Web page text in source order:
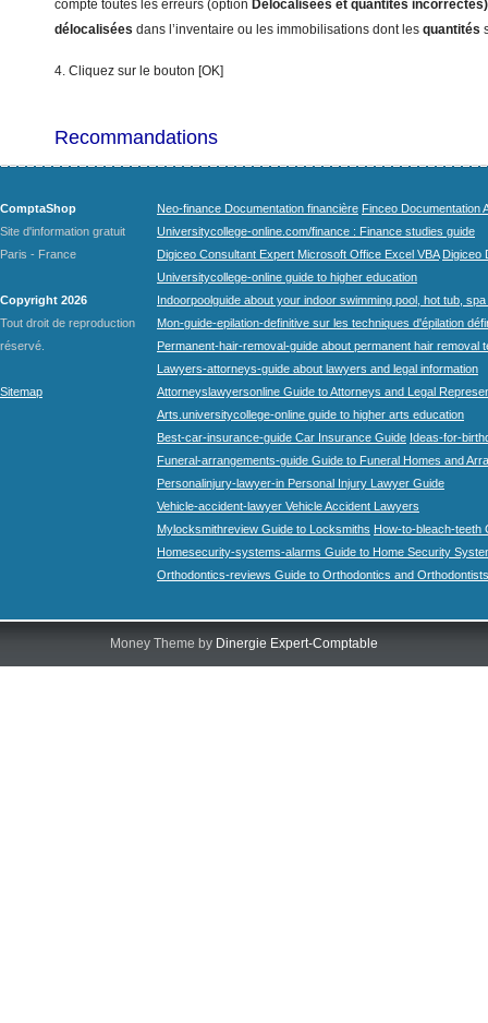
compte toutes les erreurs (option Dé localisées et quantités
dé localisées dans l’inventaire ou les immobilisations dont les quantités
4. Cliquez sur le bouton [OK]
Recommandations
ComptaShop
Site d'information gratuit
Paris - France
Copyright 2026
Tout droit de reproduction
réservé.
Sitemap
Neo-finance Documentation financière Finceo Documentation
Universitycollege-online.com/finance : Finance studies guide
Digiceo Consultant Expert Microsoft Office Excel VBA Digiceo
Universitycollege-online guide to higher education
Indoorpoolguide about your indoor swimming pool, hot tub,
Mon-guide-epilation-definitive sur les techniques d'épilation
Permanent-hair-removal-guide about permanent hair removal
Lawyers-attorneys-guide about lawyers and legal information
Attorneyslawyersonline Guide to Attorneys and Legal
Arts.universitycollege-online guide to higher arts education
Best-car-insurance-guide Car Insurance Guide Ideas-for-
Funeral-arrangements-guide Guide to Funeral Homes and
Personalinjury-lawyer-in Personal Injury Lawyer Guide
Vehicle-accident-lawyer Vehicle Accident Lawyers
Mylocksmithreview Guide to Locksmiths How-to-bleach-teeth
Homesecurity-systems-alarms Guide to Home Security
Orthodontics-reviews Guide to Orthodontics and Orthodontists
Money Theme by Dinergie Expert-Comptable